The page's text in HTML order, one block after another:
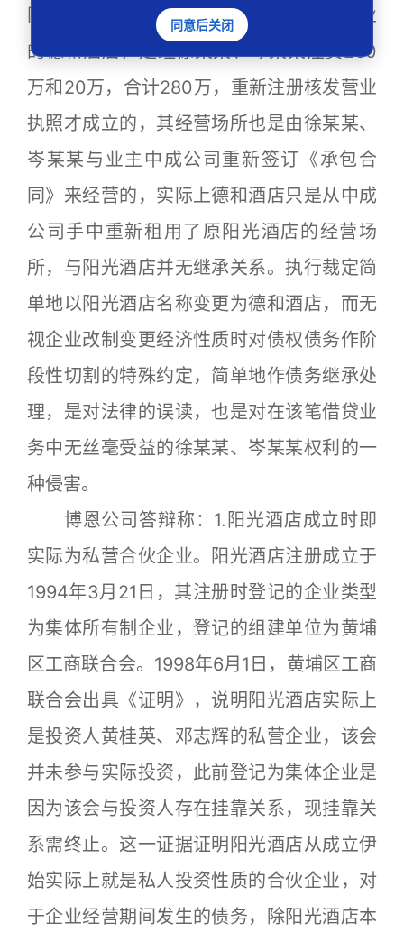
同样具有法律约束力。4.作为私营合伙企业
的德和酒店，是经徐某某、岑某某注资260
万和20万，合计280万，重新注册核发营业
执照才成立的，其经营场所也是由徐某某、
岑某某与业主中成公司重新签订《承包合
同》来经营的，实际上德和酒店只是从中成
公司手中重新租用了原阳光酒店的经营场
所，与阳光酒店并无继承关系。执行裁定简
单地以阳光酒店名称变更为德和酒店，而无
视企业改制变更经济性质时对债权债务作阶
段性切割的特殊约定，简单地作债务继承处
理，是对法律的误读，也是对在该笔借贷业
务中无丝毫受益的徐某某、岑某某权利的一
种侵害。
博恩公司答辩称：1.阳光酒店成立时即
实际为私营合伙企业。阳光酒店注册成立于
1994年3月21日，其注册时登记的企业类型
为集体所有制企业，登记的组建单位为黄埔
区工商联合会。1998年6月1日，黄埔区工商
联合会出具《证明》，说明阳光酒店实际上
是投资人黄桂英、邓志辉的私营企业，该会
并未参与实际投资，此前登记为集体企业是
因为该会与投资人存在挂靠关系，现挂靠关
系需终止。这一证据证明阳光酒店从成立伊
始实际上就是私人投资性质的合伙企业，对
于企业经营期间发生的债务，除阳光酒店本
同意后关闭